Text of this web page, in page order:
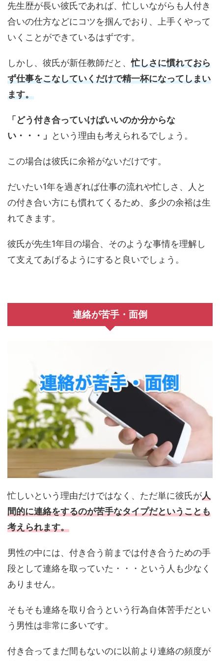
先生歴が長い彼氏であれば、忙しいながらも人付き
合いの仕方などにコツを掴んでおり、上手くやって
いくことができているはずです。
しかし、彼氏が新任教師だと、忙しさに慣れておら
ず仕事をこなしていくだけで精一杯になってしまい
ます。
「どう付き合っていけばいいのか分からな
い・・・」
という理由も考えられるでしょう。
この場合は彼氏に余裕がないだけです。
だいたい1年を過ぎれば仕事の流れや忙しさ、人と
の付き合い方にも慣れてくるため、多少の余裕は生
れてきます。
彼氏が先生1年目の場合、そのような事情を理解し
て支えてあげるようにすると良いでしょう。
連絡が苦手・面倒
忙しいという理由だけではなく、ただ単に彼氏が人
間的に連絡をするのが苦手なタイプだということも
考えられます。
男性の中には、付き合う前までは付き合うための手
段として連絡を取っていた・・・という人も少なく
ありません。
そもそも連絡を取り合うという行為自体苦手だとい
う男性は非常に多いです。
付き合ってまだ間もないのに以前より連絡の頻度が